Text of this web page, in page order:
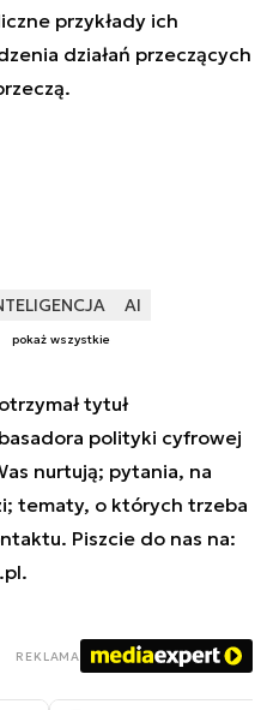
przykłady ich
działań przeczących
AI
pokaż wszystkie
tytuł
polityki cyfrowej
nurtują; pytania, na
tematy, o których trzeba
Piszcie do nas na:
.
REKLAMA